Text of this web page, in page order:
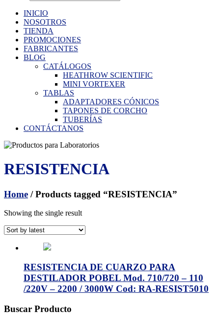
INICIO
NOSOTROS
TIENDA
PROMOCIONES
FABRICANTES
BLOG
CATÁLOGOS
HEATHROW SCIENTIFIC
MINI VORTEXER
TABLAS
ADAPTADORES CÓNICOS
TAPONES DE CORCHO
TUBERÍAS
CONTÁCTANOS
RESISTENCIA
Home / Products tagged “RESISTENCIA”
Showing the single result
RESISTENCIA DE CUARZO PARA
DESTILADOR POBEL Mod. 710/720 – 110
/220V – 2200 / 3000W Cod: RA-RESIST5010
Buscar Producto